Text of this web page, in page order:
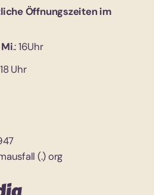
Öffnungszeiten im
Mi.: 16Uhr
Uhr
(.) org